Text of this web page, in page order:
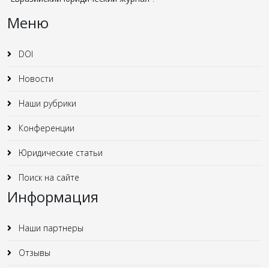
Меню
DOI
Новости
Наши рубрики
Конференции
Юридические статьи
Поиск на сайте
Информация
Наши партнеры
Отзывы